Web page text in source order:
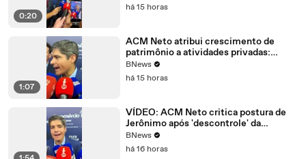
0:20
há 15 horas
1:07
ACM Neto atribui crescimento de
patrimônio a atividades privadas:
“Trabalho honesto”
BNews
há 15 horas
VÍDEO: ACM Neto critica postura de
Jerônimo após 'descontrole' da
segurança na Bahia
BNews
há 16 horas